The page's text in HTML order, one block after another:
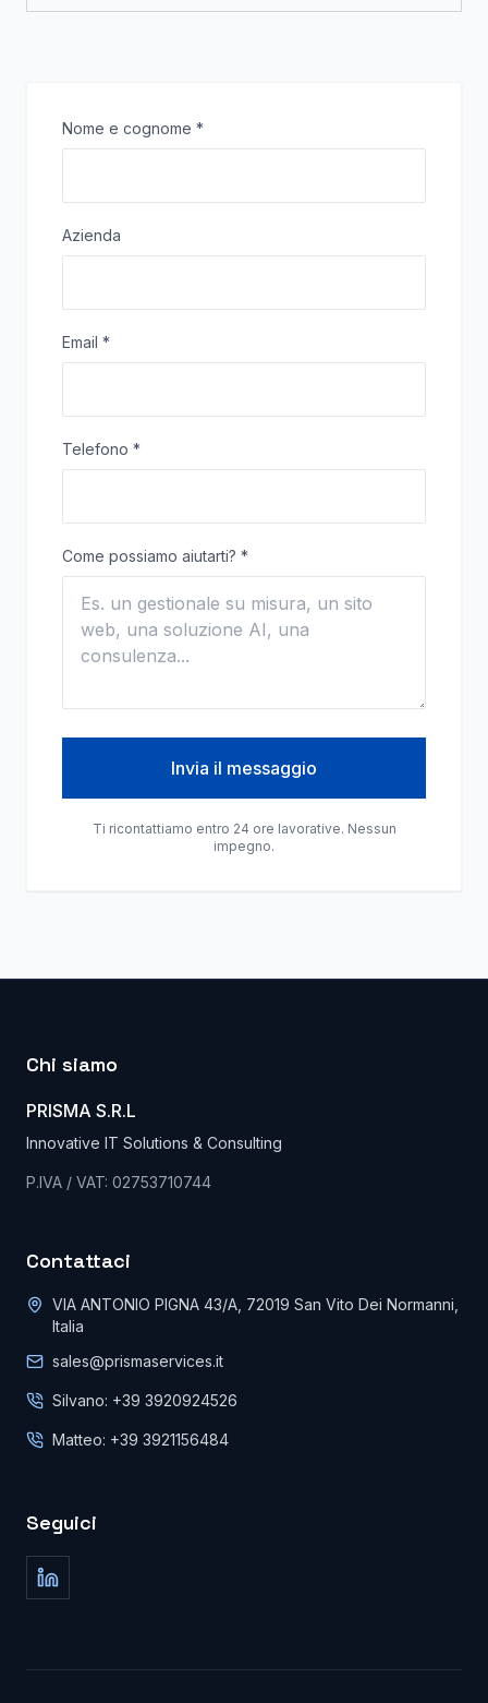
Nome e cognome *
Azienda
Email *
Telefono *
Come possiamo aiutarti? *
Invia il messaggio
Ti ricontattiamo entro 24 ore lavorative. Nessun
impegno.
Chi siamo
PRISMA S.R.L
Innovative IT Solutions & Consulting
P.IVA / VAT: 02753710744
Contattaci
VIA ANTONIO PIGNA 43/A, 72019 San Vito Dei Normanni,
Italia
sales@prismaservices.it
Silvano: +39 3920924526
Matteo: +39 3921156484
Seguici